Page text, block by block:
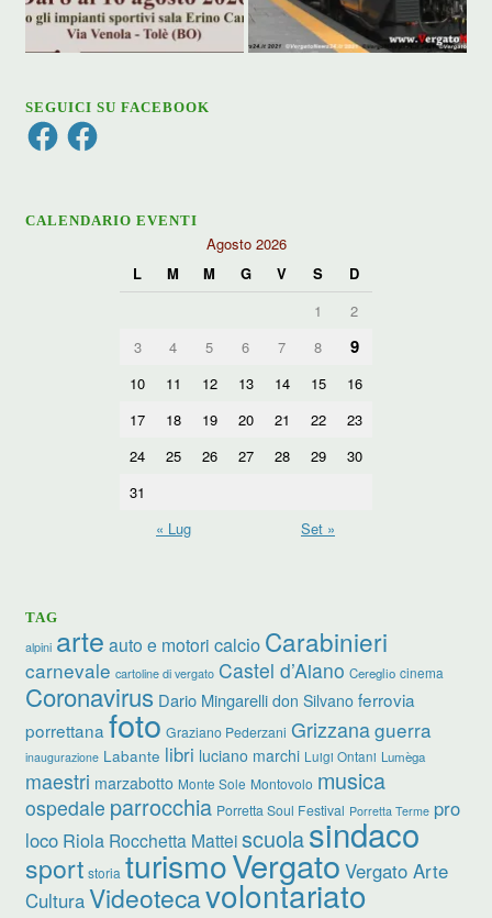
SEGUICI SU FACEBOOK
FacebookFacebook
CALENDARIO EVENTI
Agosto 2026
L
M M G V S
D
1
2
3
4 5 6 7 8 9
10 11 12 13 14 15
16
17
18 19 20 21 22
23
24
25 26 27 28 29
30
31
« Lug
Set »
TAG
alpini arte auto e motori calcio Carabinieri
carnevale cartoline di vergato Castel d’Aiano Cereglio cinema
Coronavirus Dario Mingarelli don Silvano ferrovia
porrettana foto Graziano Pederzani Grizzanaguerra
inaugurazione Labante libri luciano marchi Luigi Ontani Lumèga
maestri marzabotto Monte Sole Montovolo musica
ospedale parrocchia Porretta Soul Festival Porretta Terme pro
loco Riola Rocchetta Matteiscuolasindaco
sport storia turismoVergato Vergato Arte
CulturaVideotecavolontariato